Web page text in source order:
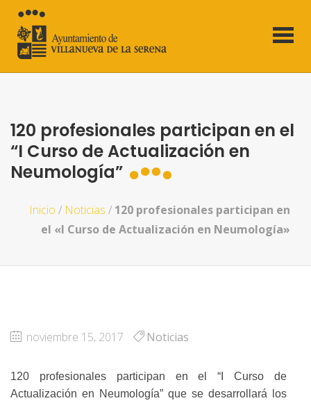
120 profesionales participan en el
“I Curso de Actualización en
Neumología”
Inicio / Noticias / 120 profesionales participan en
el «I Curso de Actualización en Neumología»
noviembre 15, 2017 Noticias
120 profesionales participan en el “I Curso de
Actualización en Neumología” que se desarrollará los